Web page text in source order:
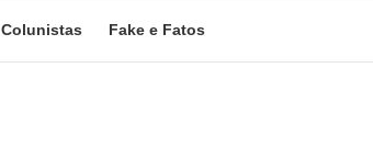
Colunistas Fake e Fatos